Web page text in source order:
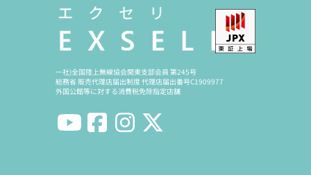
一社)全国陸上無線協会関東支部会員 第245号
総務省 販売代理店届出制度 代理店届出番号C1909977
外国公館等に対する消費税免除指定店舗